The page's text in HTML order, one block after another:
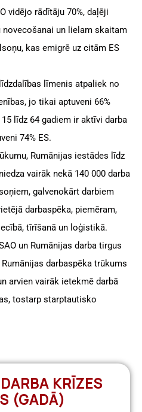
vidējo rādītāju 70%, daļēji
un lielam skaitam
kas emigrē uz citām ES
līmenis atpaliek no
jo tikai aptuveni 66%
līdz 64 gadiem ir aktīvi darba
74% ES.
Rumānijas iestādes līdz
vairāk nekā 140 000 darba
galvenokārt darbiem
darbaspēka, piemēram,
tīrīšanā un loģistikā.
un Rumānijas darba tirgus
darbaspēka trūkums
arvien vairāk ietekmē darbā
tostarp starptautisko
KRĪZES
(GADĀ)